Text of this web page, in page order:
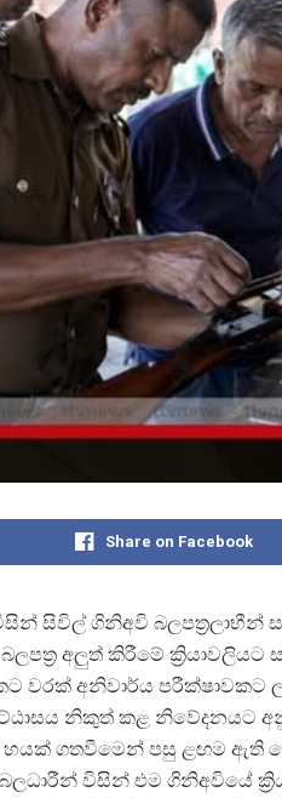
Share on Facebook
විසින් සිවිල් ගිනිඅවි බලපත්රලාභීන්
බලපත් ර අලුත් කිරීමේ ක්රියාවලියට
වරක් අනිවාර්ය
නිකුත් කළ නිවේදනයට
හයක් ගතවීමෙන් පසු ළඟම ඇති
බලධාරීන් විසින් එම ගිනිඅවියේ ක්